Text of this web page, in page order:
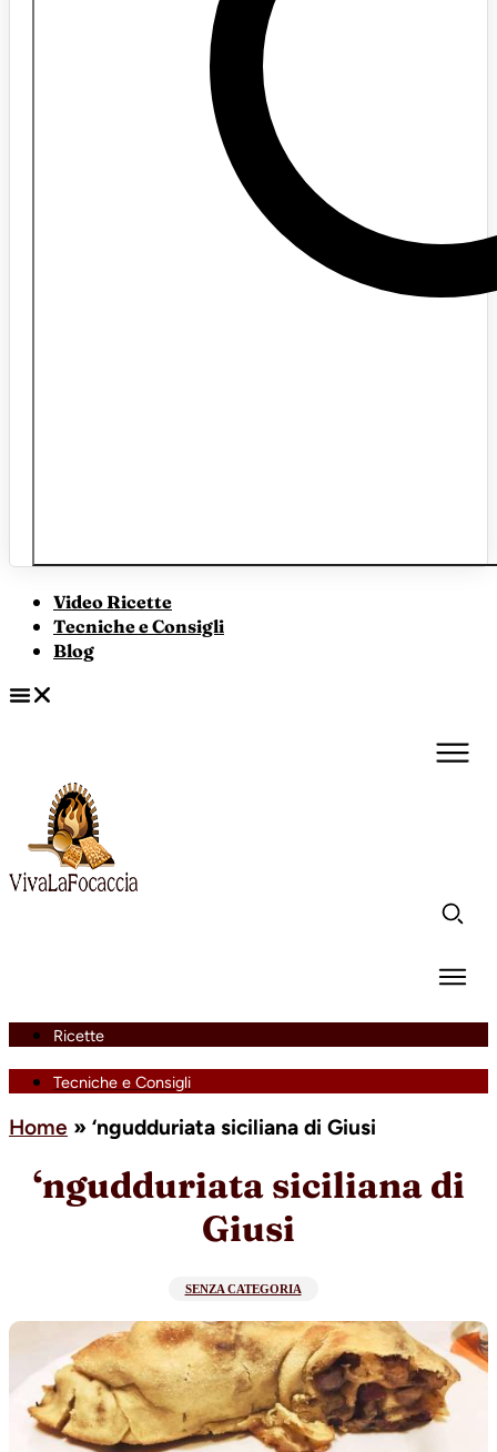
Video Ricette
Tecniche e Consigli
Blog
Ricette
Tecniche e Consigli
Home » ‘ngudduriata siciliana di Giusi
‘ngudduriata siciliana di
Giusi
SENZA CATEGORIA